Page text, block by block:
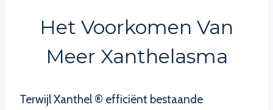
Het Voorkomen Van
Meer Xanthelasma
Terwijl Xanthel ® efficiënt bestaande